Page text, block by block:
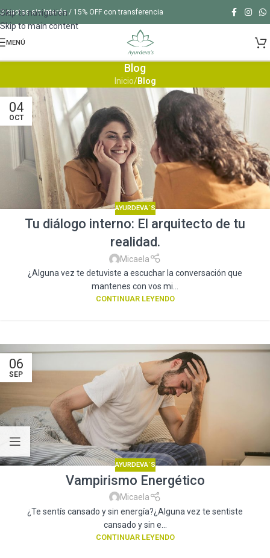
Skip to navigation
Skip to main content
3 cuotas sin Interés / 15% OFF con transferencia
MENÚ
Blog
Inicio/Blog
04
OCT
AYURDEVA´S
Tu diálogo interno: El arquitecto de tu
realidad.
Micaela
¿Alguna vez te detuviste a escuchar la conversación que
mantenes con vos mi...
CONTINUAR LEYENDO
06
SEP
AYURDEVA´S
Vampirismo Energético
Micaela
¿Te sentís cansado y sin energía?¿Alguna vez te sentiste
cansado y sin e...
CONTINUAR LEYENDO